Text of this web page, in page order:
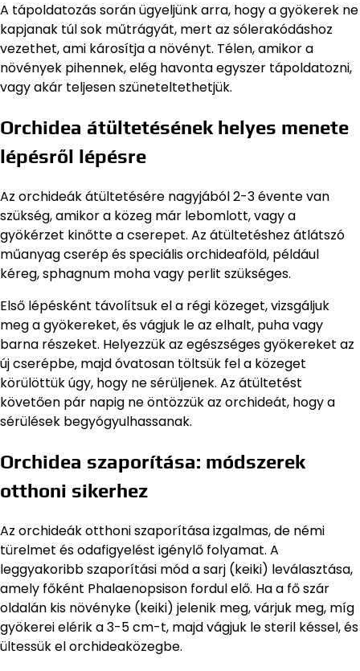
A tápoldatozás során ügyeljünk arra, hogy a gyökerek ne
kapjanak túl sok műtrágyát, mert az sólerakódáshoz
vezethet, ami károsítja a növényt. Télen, amikor a
növények pihennek, elég havonta egyszer tápoldatozni,
vagy akár teljesen szüneteltethetjük.
Orchidea átültetésének helyes menete
lépésről lépésre
Az orchideák átültetésére nagyjából 2-3 évente van
szükség, amikor a közeg már lebomlott, vagy a
gyökérzet kinőtte a cserepet. Az átültetéshez átlátszó
műanyag cserép és speciális orchideaföld, például
kéreg, sphagnum moha vagy perlit szükséges.
Első lépésként távolítsuk el a régi közeget, vizsgáljuk
meg a gyökereket, és vágjuk le az elhalt, puha vagy
barna részeket. Helyezzük az egészséges gyökereket az
új cserépbe, majd óvatosan töltsük fel a közeget
körülöttük úgy, hogy ne sérüljenek. Az átültetést
követően pár napig ne öntözzük az orchideát, hogy a
sérülések begyógyulhassanak.
Orchidea szaporítása: módszerek
otthoni sikerhez
Az orchideák otthoni szaporítása izgalmas, de némi
türelmet és odafigyelést igénylő folyamat. A
leggyakoribb szaporítási mód a sarj (keiki) leválasztása,
amely főként Phalaenopsison fordul elő. Ha a fő szár
oldalán kis növényke (keiki) jelenik meg, várjuk meg, míg
gyökerei elérik a 3-5 cm-t, majd vágjuk le steril késsel, és
ültessük el orchideaközegbe.